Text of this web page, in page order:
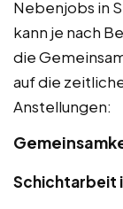
Nebenjobs in
kann je nach
die
auf die
Anstellungen:
Schichtarbeit